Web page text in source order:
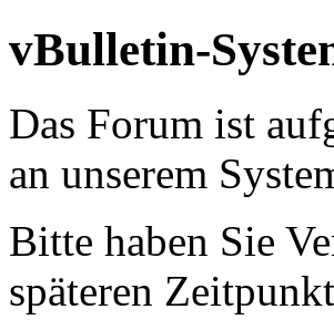
vBulletin-
Das Forum ist
an unserem
Bitte haben Sie
späteren